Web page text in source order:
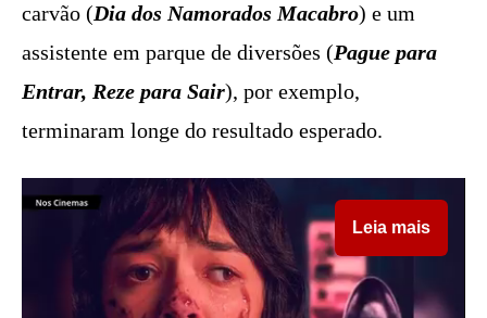
carvão (Dia dos Namorados Macabro) e um
assistente em parque de diversões (Pague para
Entrar, Reze para Sair), por exemplo,
terminaram longe do resultado esperado.
Leia mais